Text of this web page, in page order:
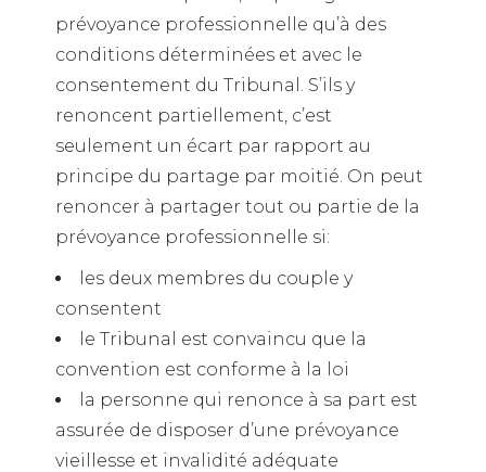
prévoyance professionnelle qu’à des
conditions déterminées et avec le
consentement du Tribunal. S’ils y
renoncent partiellement, c’est
seulement un écart par rapport au
principe du partage par moitié. On peut
renoncer à partager tout ou partie de la
prévoyance professionnelle si:
les deux membres du couple y
consentent
le Tribunal est convaincu que la
convention est conforme à la loi
la personne qui renonce à sa part est
assurée de disposer d’une prévoyance
vieillesse et invalidité adéquate